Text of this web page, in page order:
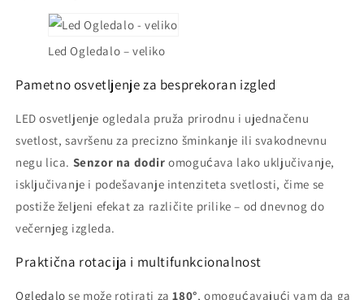
Led Ogledalo – veliko
Pametno osvetljenje za besprekoran izgled
LED osvetljenje ogledala pruža prirodnu i ujednačenu
svetlost, savršenu za precizno šminkanje ili svakodnevnu
negu lica. Senzor na dodir omogućava lako uključivanje,
isključivanje i podešavanje intenziteta svetlosti, čime se
postiže željeni efekat za različite prilike – od dnevnog do
večernjeg izgleda.
Praktična rotacija i multifunkcionalnost
Ogledalo se može rotirati za 180°, omogućavajući vam da ga